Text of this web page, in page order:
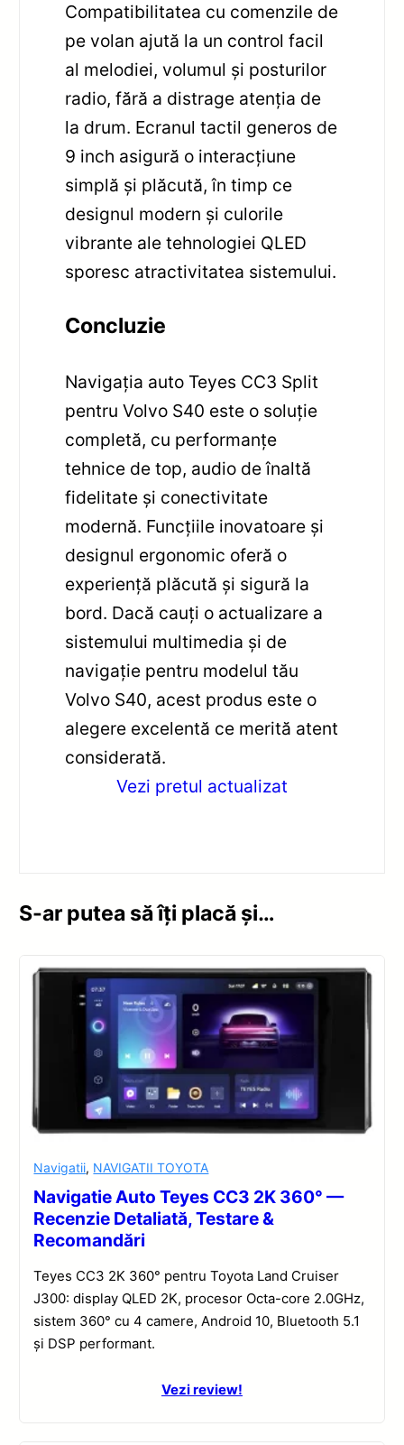
Compatibilitatea cu comenzile de
pe volan ajută la un control facil
al melodiei, volumul și posturilor
radio, fără a distrage atenția de
la drum. Ecranul tactil generos de
9 inch asigură o interacțiune
simplă și plăcută, în timp ce
designul modern și culorile
vibrante ale tehnologiei QLED
sporesc atractivitatea sistemului.
Concluzie
Navigația auto Teyes CC3 Split
pentru Volvo S40 este o soluție
completă, cu performanțe
tehnice de top, audio de înaltă
fidelitate și conectivitate
modernă. Funcțiile inovatoare și
designul ergonomic oferă o
experiență plăcută și sigură la
bord. Dacă cauți o actualizare a
sistemului multimedia și de
navigație pentru modelul tău
Volvo S40, acest produs este o
alegere excelentă ce merită atent
considerată.
Vezi pretul actualizat
S-ar putea să îți placă și…
Navigatii, NAVIGATII TOYOTA
Navigatie Auto Teyes CC3 2K 360° —
Recenzie Detaliată, Testare &
Recomandări
Teyes CC3 2K 360° pentru Toyota Land Cruiser
J300: display QLED 2K, procesor Octa-core 2.0GHz,
sistem 360° cu 4 camere, Android 10, Bluetooth 5.1
și DSP performant.
Vezi review!